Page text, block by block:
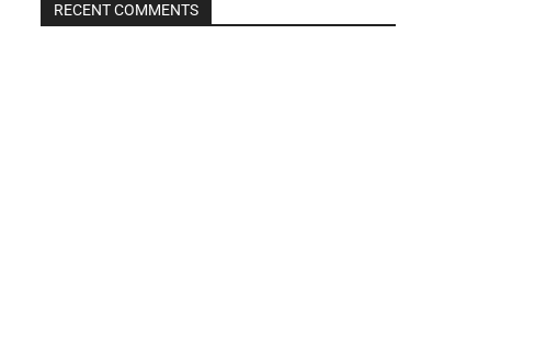
RECENT COMMENTS